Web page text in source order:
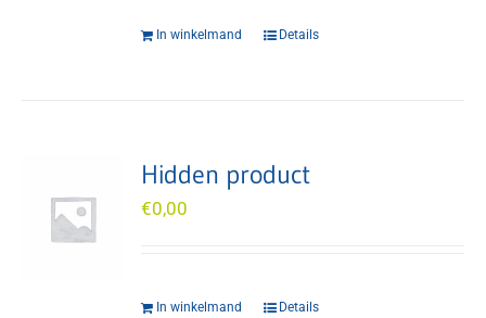
In winkelmand Details
Hidden product
€0,00
In winkelmand Details